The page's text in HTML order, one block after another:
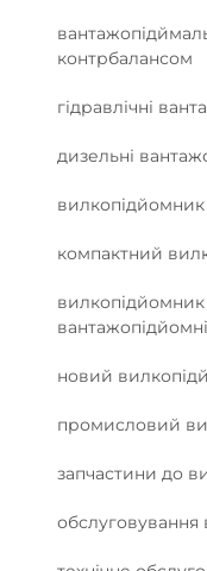
контрбалансом
гідравлічні
дизельні
вилкопідйомник
компактний
новий
промисловий
запчастини до
обслуговування